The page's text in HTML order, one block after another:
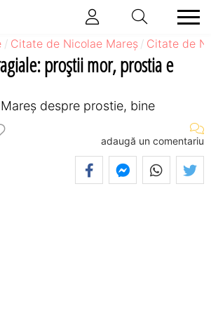
Citate de Nicolae Mareș Citate de
proștii mor, prostia e
despre prostie, bine
adaugă un comentariu